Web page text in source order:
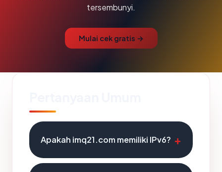
tersembunyi.
Mulai cek gratis →
Apakah imq21.com memiliki IPv6?